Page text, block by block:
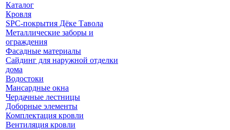
Каталог
Кровля
SPC-покрытия Дёке Тавола
Металлические заборы и
ограждения
Фасадные материалы
Сайдинг для наружной отделки
дома
Водостоки
Мансардные окна
Чердачные лестницы
Доборные элементы
Комплектация кровли
Вентиляция кровли